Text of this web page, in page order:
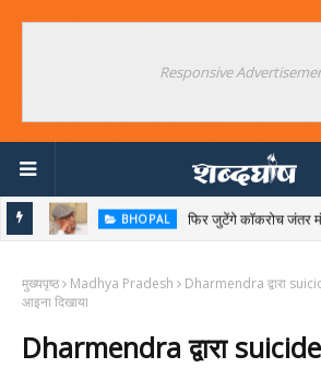
Responsive
BHOPAL फिर जुटेंगे कॉकरोच जंतर
मुख्यपृष्ठ Madhya Pradesh
Dharmendra द्वारा
आइना दिखाया
Dharmendra द्वारा